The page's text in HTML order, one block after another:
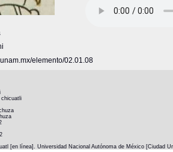
elemento/02.01.08
[en línea]. Universidad Nacional Autónoma de México [Ciudad